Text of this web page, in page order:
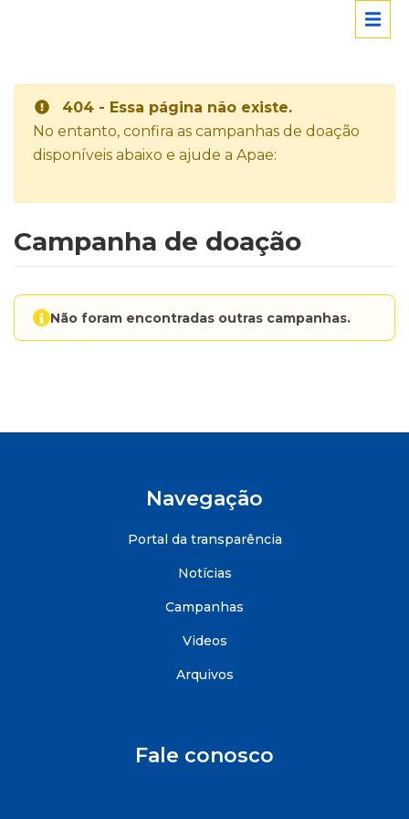
404 - Essa página não existe.
No entanto, confira as campanhas de doação
disponíveis abaixo e ajude a Apae:
Campanha de doação
Não foram encontradas outras campanhas.
Navegação
Portal da transparência
Notícias
Campanhas
Videos
Arquivos
Fale conosco